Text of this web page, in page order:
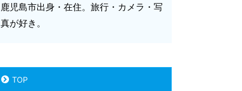
鹿児島市出身・在住。旅行・カメラ・写
真が好き。
TOP